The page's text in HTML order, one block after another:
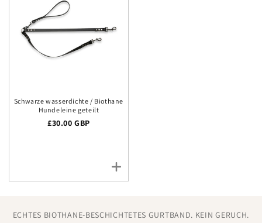
Schwarze wasserdichte / Biothane
Hundeleine geteilt
Regulärer Preis
£30.00 GBP
ECHTES BIOTHANE-BESCHICHTETES GURTBAND. KEIN GERUCH.